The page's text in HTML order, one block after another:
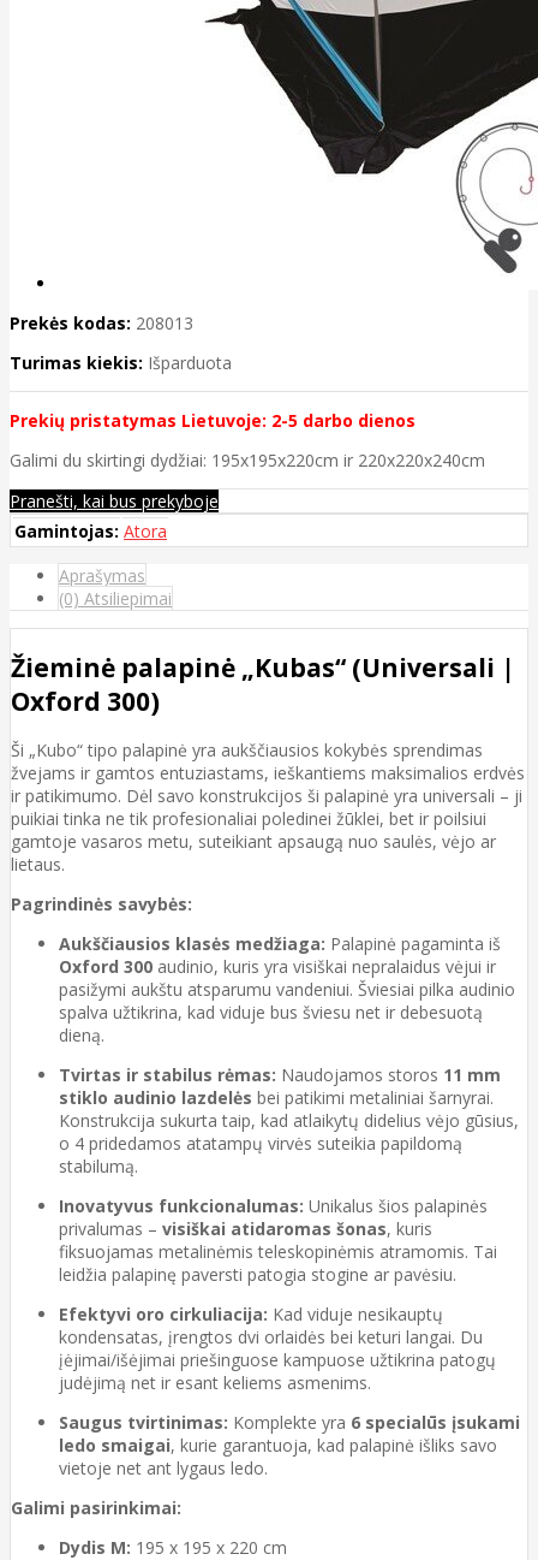
Prekės kodas: 208013
Turimas kiekis: Išparduota
Prekių pristatymas Lietuvoje: 2-5 darbo dienos​
Galimi du skirtingi dydžiai: 195x195x220cm ir 220x220x240cm
Pranešti, kai bus prekyboje
Gamintojas: Atora
Aprašymas
(0) Atsiliepimai
Žieminė palapinė „Kubas“ (Universali |
Oxford 300)
Ši „Kubo“ tipo palapinė yra aukščiausios kokybės sprendimas
žvejams ir gamtos entuziastams, ieškantiems maksimalios erdvės
ir patikimumo. Dėl savo konstrukcijos ši palapinė yra universali – ji
puikiai tinka ne tik profesionaliai poledinei žūklei, bet ir poilsiui
gamtoje vasaros metu, suteikiant apsaugą nuo saulės, vėjo ar
lietaus.
Pagrindinės savybės:
Aukščiausios klasės medžiaga: Palapinė pagaminta iš
Oxford 300 audinio, kuris yra visiškai nepralaidus vėjui ir
pasižymi aukštu atsparumu vandeniui. Šviesiai pilka audinio
spalva užtikrina, kad viduje bus šviesu net ir debesuotą
dieną.
Tvirtas ir stabilus rėmas: Naudojamos storos 11 mm
stiklo audinio lazdelės bei patikimi metaliniai šarnyrai.
Konstrukcija sukurta taip, kad atlaikytų didelius vėjo gūsius,
o 4 pridedamos atatampų virvės suteikia papildomą
stabilumą.
Inovatyvus funkcionalumas: Unikalus šios palapinės
privalumas – visiškai atidaromas šonas, kuris
fiksuojamas metalinėmis teleskopinėmis atramomis. Tai
leidžia palapinę paversti patogia stogine ar pavėsiu.
Efektyvi oro cirkuliacija: Kad viduje nesikauptų
kondensatas, įrengtos dvi orlaidės bei keturi langai. Du
įėjimai/išėjimai priešinguose kampuose užtikrina patogų
judėjimą net ir esant keliems asmenims.
Saugus tvirtinimas: Komplekte yra 6 specialūs įsukami
ledo smaigai, kurie garantuoja, kad palapinė išliks savo
vietoje net ant lygaus ledo.
Galimi pasirinkimai:
Dydis M: 195 x 195 x 220 cm